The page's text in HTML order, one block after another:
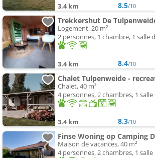
3.4 km 8.5/10
Trekkershut De
Logement, 20 m²
2 personnes, 1 chambre, 1 salle
3.4 km 8.4/10
Chalet Tulpenweide -
Chalet, 40 m²
4 personnes, 2 chambres, 1
3.4 km 8.3/10
Finse Woning op Camping
Maison de vacances, 40 m²
4 personnes, 2 chambres, 1